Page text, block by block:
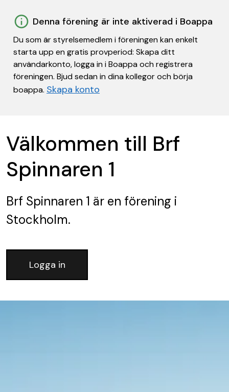
Denna förening är inte aktiverad i Boappa
Du som är styrelsemedlem i föreningen kan enkelt
starta upp en gratis provperiod: Skapa ditt
användarkonto, logga in i Boappa och registrera
föreningen. Bjud sedan in dina kollegor och börja
boappa. Skapa konto
Välkommen till Brf
Spinnaren 1
Brf Spinnaren 1 är en förening i
Stockholm.
Logga in